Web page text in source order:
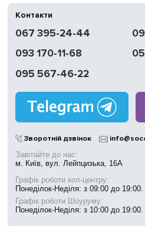
Контакти
067 395-24-44
093 170-11-68
095 567-46-22
Зворотній дзвінок
Завітайте до нас:
м. Київ, вул. Лейпцизька, 16А
Графік роботи кол-центру:
Понеділок-Неділя: з 09:00 до 19:00.
Графік роботи Шоуруму:
Понеділок-Неділя: з 10:00 до 19:00.